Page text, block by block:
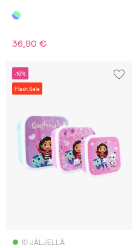
36,90 €
-16%
Flash Sale
10 JÄLJELLÄ